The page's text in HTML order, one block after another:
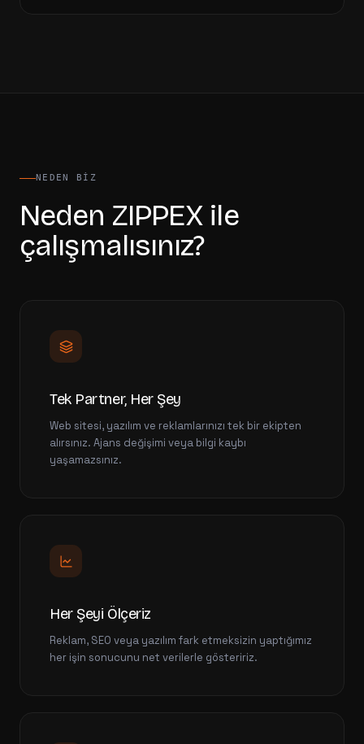
NEDEN BIZ
Neden ZIPPEX ile
çalışmalısınız?
Tek Partner, Her Şey
Web sitesi, yazılım ve reklamlarınızı tek bir ekipten
alırsınız. Ajans değişimi veya bilgi kaybı
yaşamazsınız.
Her Şeyi Ölçeriz
Reklam, SEO veya yazılım fark etmeksizin yaptığımız
her işin sonucunu net verilerle gösteririz.